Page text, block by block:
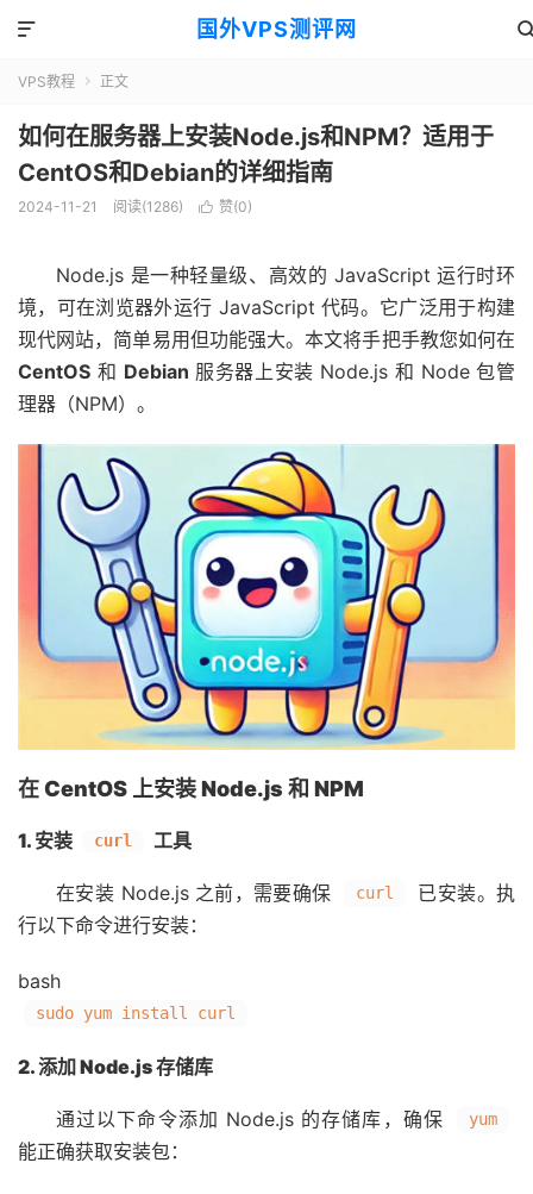
国外VPS测评网

VPS教程  正文
如何在服务器上安装Node.js和NPM？适用于
CentOS和Debian的详细指南
2024-11-21 阅读(1286)  赞(0)
Node.js 是一种轻量级、高效的 JavaScript 运行时环
境，可在浏览器外运行 JavaScript 代码。它广泛用于构建
现代网站，简单易用但功能强大。本文将手把手教您如何在
CentOS 和 Debian 服务器上安装 Node.js 和 Node 包管
理器（NPM）。
在 CentOS 上安装 Node.js 和 NPM
1. 安装 curl 工具
在安装 Node.js 之前，需要确保 curl
已安装。执
行以下命令进行安装：
bash
sudo yum install curl
2. 添加 Node.js 存储库
通过以下命令添加 Node.js 的存储库，确保 yum
能正确获取安装包：